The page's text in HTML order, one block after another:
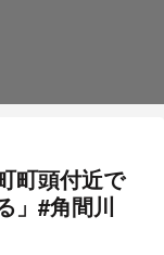
町頭付近で
」#角間川